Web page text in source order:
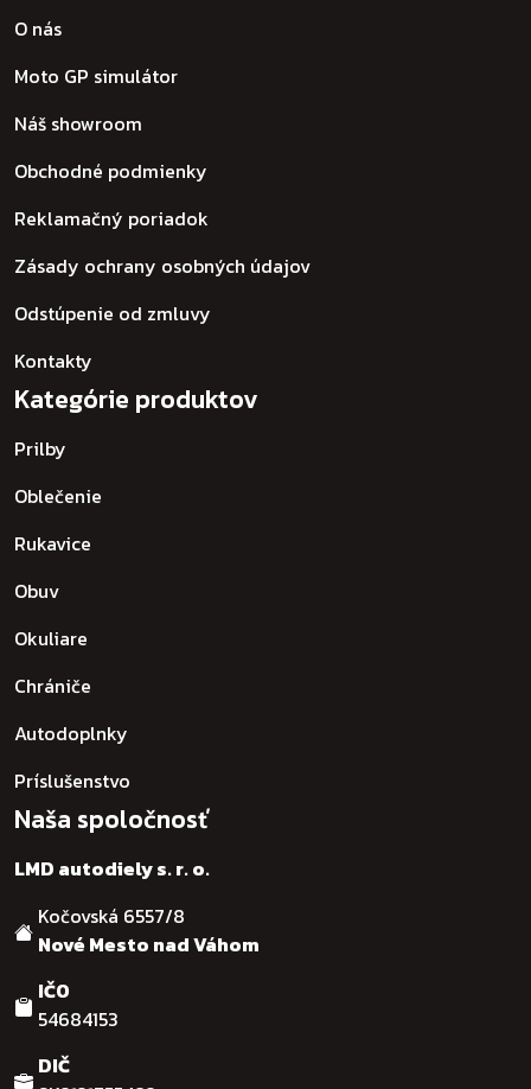
O nás
Moto GP simulátor
Náš showroom
Obchodné podmienky
Reklamačný poriadok
Zásady ochrany osobných údajov
Odstúpenie od zmluvy
Kontakty
Kategórie produktov
Prilby
Oblečenie
Rukavice
Obuv
Okuliare
Chrániče
Autodoplnky
Príslušenstvo
Naša spoločnosť
LMD autodiely s. r. o.
Kočovská 6557/8
Nové Mesto nad Váhom
IČO
54684153
DIČ